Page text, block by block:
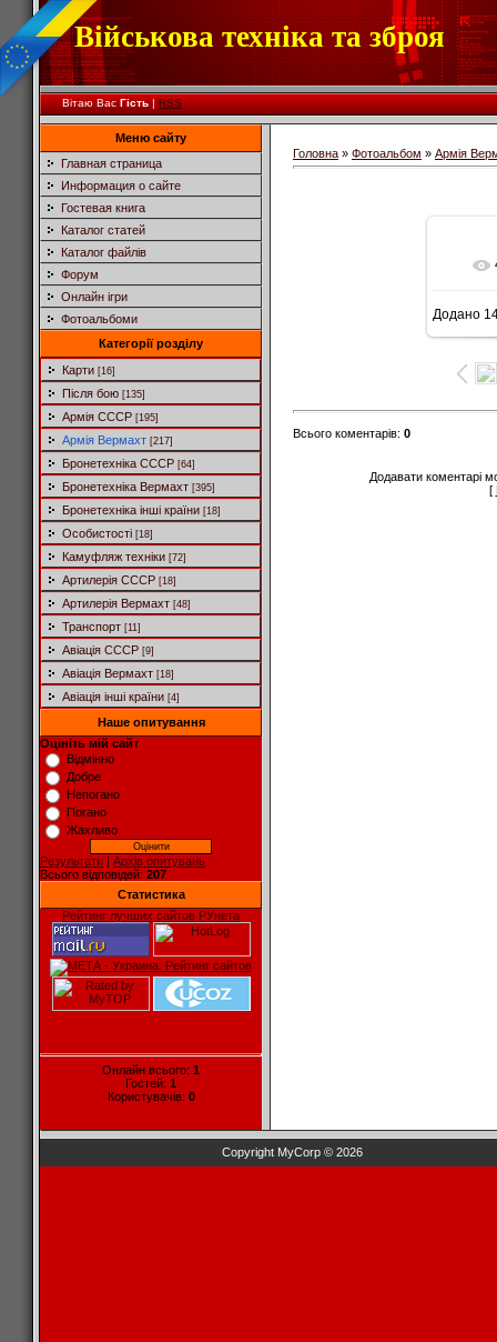
Військова техніка та зброя
Вітаю Вас Гість|RSS
Меню сайту
Главная страница
Информация о сайте
Гостевая книга
Каталог статей
Каталог файлів
Форум
Онлайн ігри
Фотоальбоми
Категорії розділу
Карти [16]
Після бою [135]
Армія СССР [195]
Армія Вермахт [217]
Бронетехніка СССР [64]
Бронетехніка Вермахт [395]
Бронетехніка інші країни [18]
Особистості [18]
Камуфляж техніки [72]
Артилерія СССР [18]
Артилерія Вермахт [48]
Транспорт [11]
Авіація СССР [9]
Авіація Вермахт [18]
Авіація інші країни [4]
Наше опитування
Оцініть мій сайт
Відмінно
Добре
Непогано
Погано
Жахливо
Результати | Архів опитувань
Всього відповідей: 207
Статистика
Рейтинг лучших сайтов РУнета
Онлайн всього: 1
Гостей: 1
Користувачів: 0
Головна » Фотоальбом » Армія
Додано
Всього коментарів: 0
Додавати коментарі
[
Copyright MyCorp © 2026